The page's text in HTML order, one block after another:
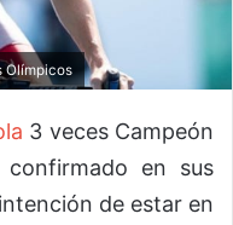
Olímpicos
3 veces Campeón
en sus
de estar en